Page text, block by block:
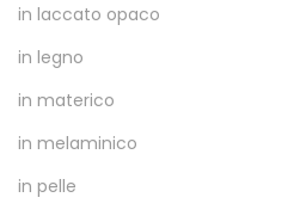
in laccato opaco
in legno
in materico
in melaminico
in pelle